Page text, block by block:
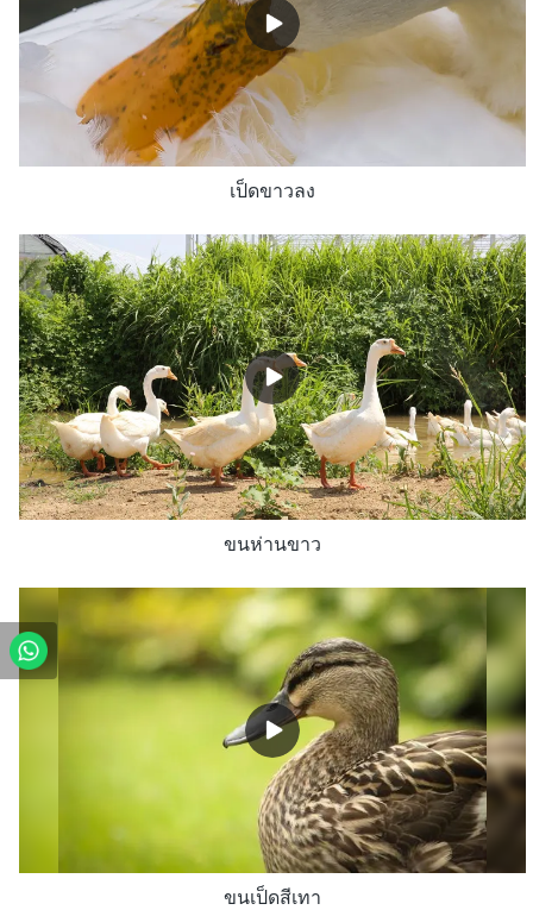
เป็ดขาวลง
ขนห่านขาว
ขนเป็ดสีเทา